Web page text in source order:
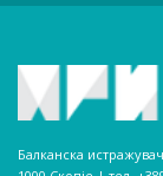
Балканска